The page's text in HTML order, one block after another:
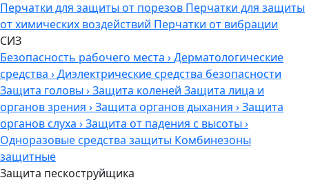
Перчатки для защиты от порезов Перчатки для защиты
от химических воздействий Перчатки от вибрации
СИЗ
Безопасность рабочего места ›Дерматологические
средства ›Диэлектрические средства безопасности
Защита головы ›Защита коленей Защита лица и
органов зрения ›Защита органов дыхания ›Защита
органов слуха ›Защита от падения с высоты ›
Одноразовые средства защиты Комбинезоны
защитные
Защита пескоструйщика